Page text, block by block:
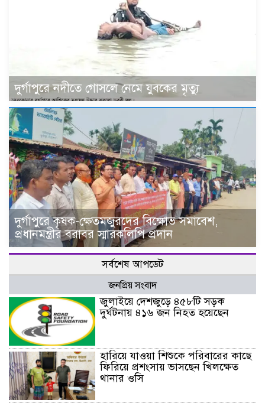
দুর্গাপুরে নদীতে গোসলে নেমে যুবকের মৃত্যু
দুর্গাপুরে কৃষক-ক্ষেতমজুরদের বিক্ষোভ সমাবেশ,
প্রধানমন্ত্রীর বরাবর স্মারকলিপি প্রদান
সর্বশেষ আপডেট
জনপ্রিয় সংবাদ
জুলাইয়ে দেশজুড়ে ৪৫৮টি সড়ক
দুর্ঘটনায় ৪১৬ জন নিহত হয়েছেন
হারিয়ে যাওয়া শিশুকে পরিবারের কাছে
ফিরিয়ে প্রশংসায় ভাসছেন খিলক্ষেত
থানার ওসি